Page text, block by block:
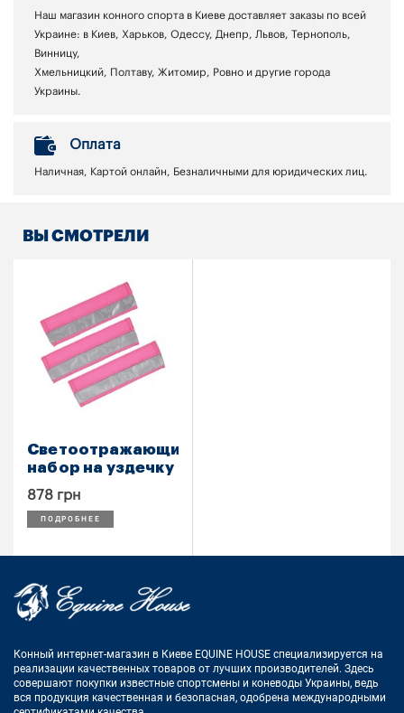
Наш магазин конного спорта в Киеве доставляет заказы по всей
Украине: в Киев, Харьков, Одессу, Днепр, Львов, Тернополь,
Винницу,
Хмельницкий, Полтаву, Житомир, Ровно и другие города
Украины.
Оплата
Наличная, Картой онлайн, Безналичными для юридических лиц.
ВЫ СМОТРЕЛИ
Светоотражающий
набор на уздечку
878 грн
ПОДРОБНЕЕ
Конный интернет-магазин в Киеве EQUINE HOUSE специализируется на
реализации качественных товаров от лучших производителей. Здесь
совершают покупки известные спортсмены и коневоды Украины, ведь
вся продукция качественная и безопасная, одобрена международными